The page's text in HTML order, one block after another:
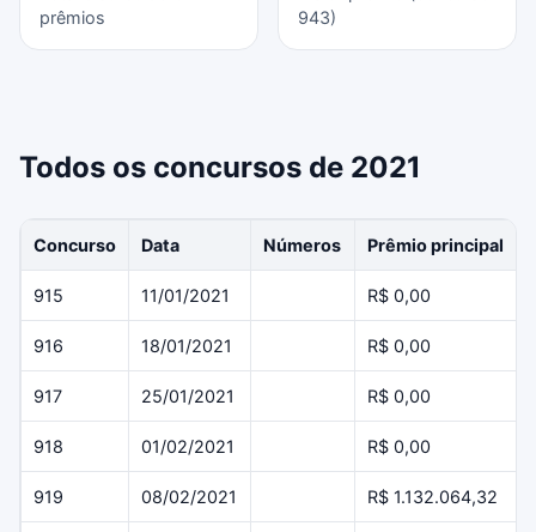
prêmios
943)
Todos os concursos de 2021
Concurso Data Números Prêmio principal
915 11/01/2021 R$ 0,00
916 18/01/2021 R$ 0,00
917 25/01/2021 R$ 0,00
918 01/02/2021 R$ 0,00
919 08/02/2021 R$ 1.132.064,32